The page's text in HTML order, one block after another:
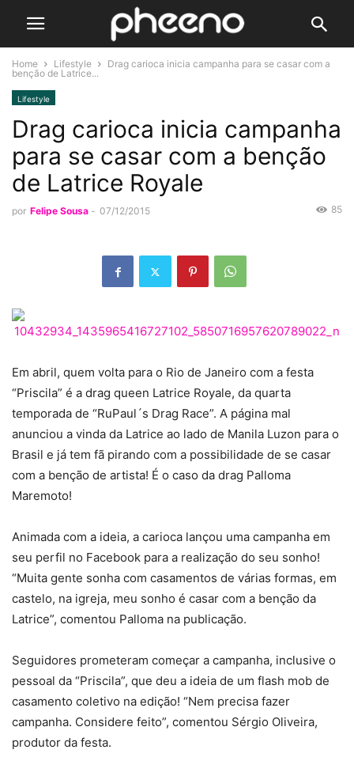
Home Lifestyle
Drag carioca inicia campanha para se casar com a
benção de Latrice...
Lifestyle
Drag carioca inicia campanha
para se casar com a benção
de Latrice Royale
por Felipe Sousa - 07/12/2015 85
Em abril, quem volta para o Rio de Janeiro com a festa
“Priscila” é a drag queen Latrice Royale, da quarta
temporada de “RuPaul´s Drag Race”. A página mal
anunciou a vinda da Latrice ao lado de Manila Luzon para o
Brasil e já tem fã pirando com a possibilidade de se casar
com a benção de artista! É o caso da drag Palloma
Maremoto!
Animada com a ideia, a carioca lançou uma campanha em
seu perfil no Facebook para a realização do seu sonho!
“Muita gente sonha com casamentos de várias formas, em
castelo, na igreja, meu sonho é casar com a benção da
Latrice”, comentou Palloma na publicação.
Seguidores prometeram começar a campanha, inclusive o
pessoal da “Priscila”, que deu a ideia de um flash mob de
casamento coletivo na edição! “Nem precisa fazer
campanha. Considere feito”, comentou Sérgio Oliveira,
produtor da festa.